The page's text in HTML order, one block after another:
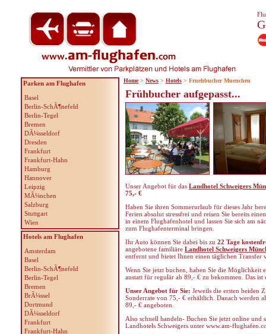
Frühbucher aufgepasst...
Unser Angebot für das Landhotel Schweigers
75,- €
Haben Sie ihren Sommerurlaub für dieses Jahr
Ferien absolut stressfrei und reisen Sie bereits
in einem Flughafenhotel und lassen Sie sich am
zum Flughafenterminal bringen.
Ihr Auto können Sie dabei bis zu 22 Tage
angebotene familiäre Landhotel Schweigers
entfernt und bietet Ihnen einen täglichen Transfer
Wenn Sie jetzt buchen, haben Sie die Möglichkeit
anstatt für regulär ab 89,- € zu bekommen. Das
Unser Angebot für Sie: Jeweils die ersten beiden
Sonderrate von 75,- € erhältlich. Danach werden
89,- € angeboten.
Also schnell handeln- Buchen Sie jetzt online und
Landhotels Schweigers unter www.am-
Parken am Flughafen
Basel
Berlin-SchÃ¶nefeld
Berlin-Tegel
Bremen
DÃ¼sseldorf
Dresden
Frankfurt
Frankfurt-Hahn
Hamburg
Hannover
Leipzig
MÃ¼nchen
Salzburg
Stuttgart
Wien
Hotels am Flughafen
Amsterdam
Basel
Berlin-SchÃ¶nefeld
Berlin-Tegel
Bremen
BrÃ¼ssel
Dortmund
DÃ¼sseldorf
Frankfurt
Frankfurt-Hahn
Home > News > Hotels > Fruehbucher Muenchen